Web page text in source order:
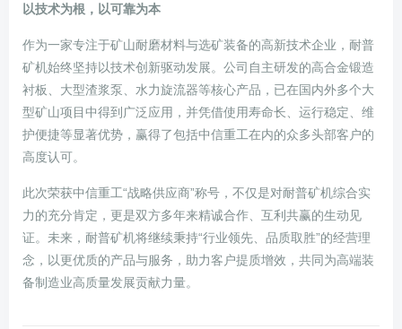
以技术为根，以可靠为本
作为一家专注于矿山耐磨材料与选矿装备的高新技术企业，耐普
矿机始终坚持以技术创新驱动发展。公司自主研发的高合金锻造
衬板、大型渣浆泵、水力旋流器等核心产品，已在国内外多个大
型矿山项目中得到广泛应用，并凭借使用寿命长、运行稳定、维
护便捷等显著优势，赢得了包括中信重工在内的众多头部客户的
高度认可。
此次荣获中信重工“战略供应商”称号，不仅是对耐普矿机综合实
力的充分肯定，更是双方多年来精诚合作、互利共赢的生动见
证。未来，耐普矿机将继续秉持“行业领先、品质取胜”的经营理
念，以更优质的产品与服务，助力客户提质增效，共同为高端装
备制造业高质量发展贡献力量。